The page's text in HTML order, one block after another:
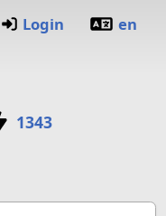
Login en
1343